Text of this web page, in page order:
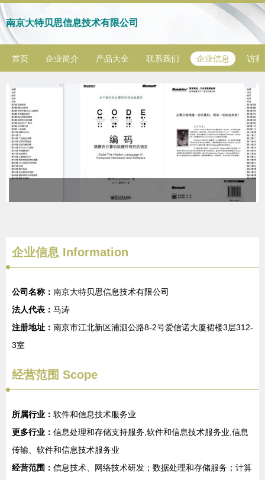
南京大特贝思信息技术有限公司
首页 企业简介 产品大全 联系我们 企业信息 访客
企业信息 Information
公司名称： 南京大特贝思信息技术有限公司
法人代表： 马涛
注册地址： 南京市江北新区浦泗公路8-2号爱信诺大厦裙楼3层312-
3室
经营范围 Scope
所属行业： 软件和信息技术服务业
更多行业： 信息处理和存储支持服务,软件和信息技术服务业,信息
传输、软件和信息技术服务业
经营范围： 信息技术、网络技术研发；数据处理和存储服务；计算